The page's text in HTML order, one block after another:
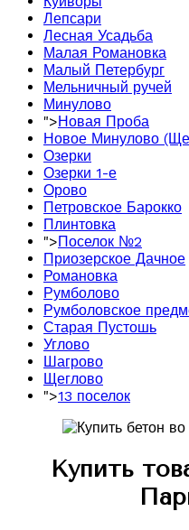
Лепсари
Лесная Усадьба
Малая Романовка
Малый Петербург
Мельничный ручей
Минулово
">Новая Проба
Новое Минулово
Озерки
Озерки 1-е
Орово
Петровское Барокко
Плинтовка
">Поселок №2
Приозерское Дачное
Романовка
Румболово
Румболовское
Старая Пустошь
Углово
Шагрово
Щеглово
">13 поселок
Купить